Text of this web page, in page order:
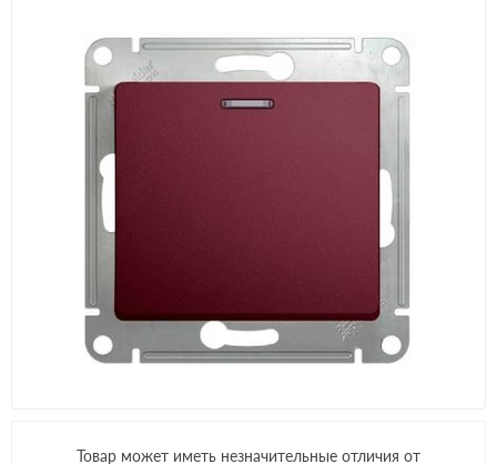
Товар может иметь незначительные отличия от